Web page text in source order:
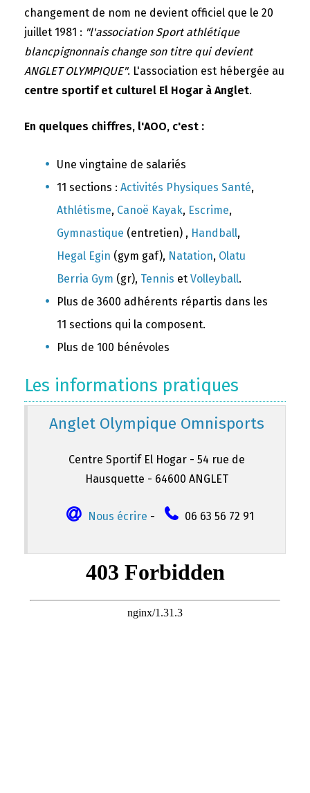
changement de nom ne devient officiel que le 20
juillet 1981 : "l'association Sport athlétique
blancpignonnais change son titre qui devient
ANGLET OLYMPIQUE". L'association est hébergée au
centre sportif et culturel El Hogar à Anglet.
En quelques chiffres, l'AOO, c'est :
Une vingtaine de salariés
11 sections : Activités Physiques Santé,
Athlétisme, Canoë Kayak, Escrime,
Gymnastique (entretien) , Handball,
Hegal Egin (gym gaf), Natation, Olatu
Berria Gym (gr), Tennis et Volleyball.
Plus de 3600 adhérents répartis dans les
11 sections qui la composent.
Plus de 100 bénévoles
Les informations pratiques
Anglet Olympique Omnisports
Centre Sportif El Hogar - 54 rue de
Hausquette - 64600 ANGLET
Nous écrire - 06 63 56 72 91